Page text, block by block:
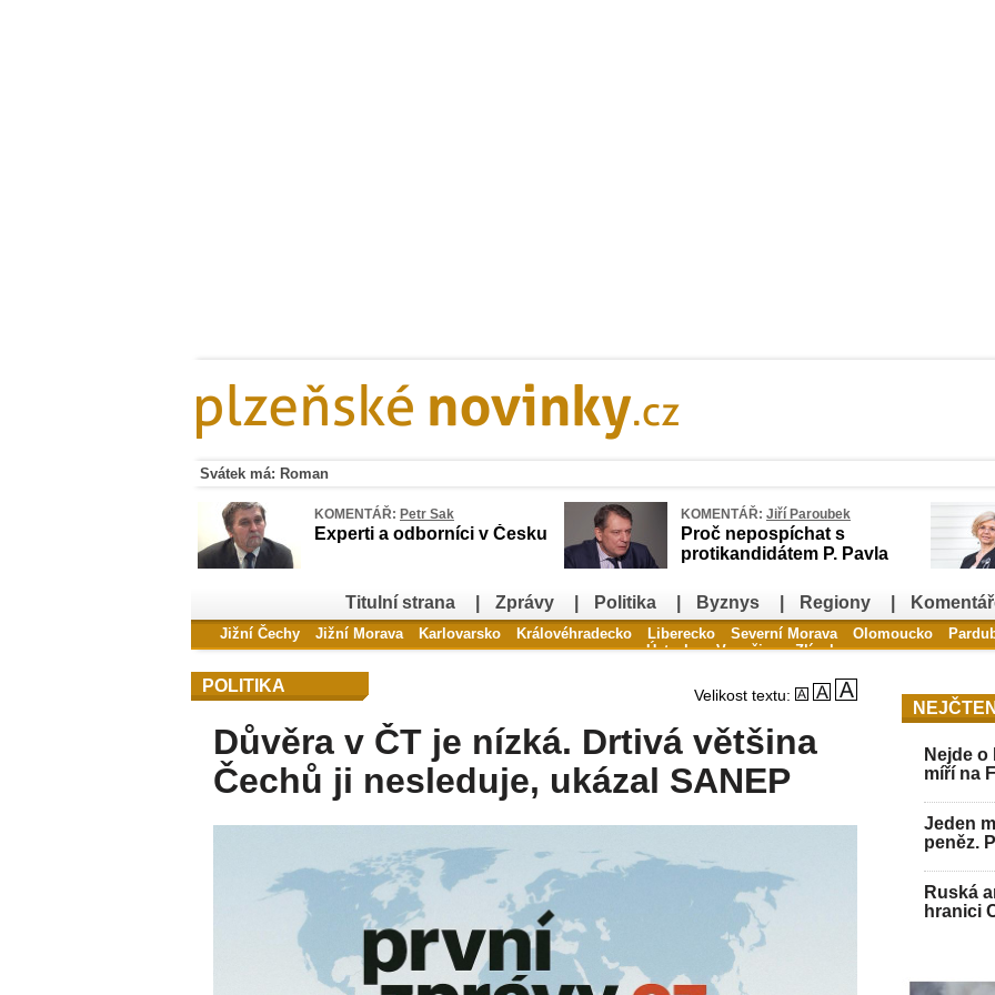
Svátek má: Roman
KOMENTÁŘ: Petr Sak
Experti a odborníci v Česku
KOMENTÁŘ: Jiří Paroubek
Proč nepospíchat s
protikandidátem P. Pavla
Titulní strana Zprávy Politika Byznys Regiony
Jižní Čechy Jižní Morava Karlovarsko Královéhradecko Liberecko Severní Morava Olomoucko
Ústecko
Vysočina Zlínsko
POLITIKA Velikost textu:
Důvěra v ČT je nízká. Drtivá většina
Čechů ji nesleduje, ukázal SANEP
Nejde o
míří na
Jeden
peněz.
Ruská
hranici